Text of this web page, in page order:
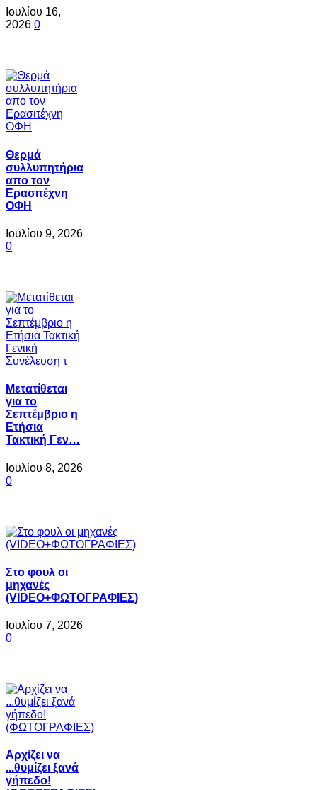
Ιουλίου 16,
2026 0
Θερμά
συλλυπητήρια
απο τον
Ερασιτέχνη
ΟΦΗ
Ιουλίου 9, 2026
0
Μετατίθεται
για το
Σεπτέμβριο η
Ετήσια
Τακτική Γεν…
Ιουλίου 8, 2026
0
Στο φουλ οι
μηχανές
(VIDEO+ΦΩΤΟΓΡΑΦΙΕΣ)
Ιουλίου 7, 2026
0
Αρχίζει να
...θυμίζει ξανά
γήπεδο!